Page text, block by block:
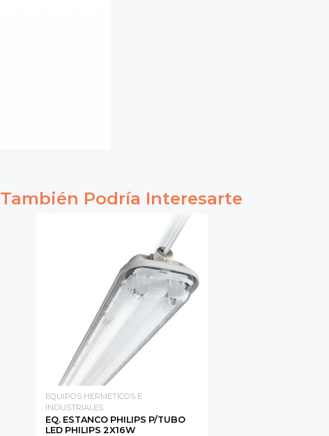
También Podría Interesarte
EQUIPOS HERMETICOS E
INDUSTRIALES
EQ. ESTANCO PHILIPS P/TUBO
LED PHILIPS 2X16W